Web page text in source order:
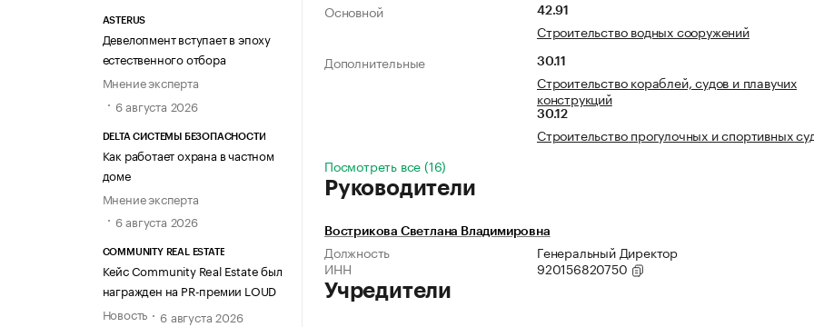
ASTERUS
Девелопмент вступает в эпоху
естественного отбора
Мнение эксперта
6 августа 2026
DELTA СИСТЕМЫ БЕЗОПАСНОСТИ
Как работает охрана в частном
доме
Мнение эксперта
6 августа 2026
COMMUNITY REAL ESTATE
Кейс Community Real Estate был
награжден на PR-премии LOUD
Новость
6 августа 2026
Основной 42.91
Строительство водных сооружений
Дополнительные
30.11
Строительство кораблей, судов и плавучих
конструкций
30.12
Строительство прогулочных и спортивных
Посмотреть все (16)
Руководители
Вострикова Светлана Владимировна
Должность
Генеральный Директор
ИНН
920156820750
Учредители